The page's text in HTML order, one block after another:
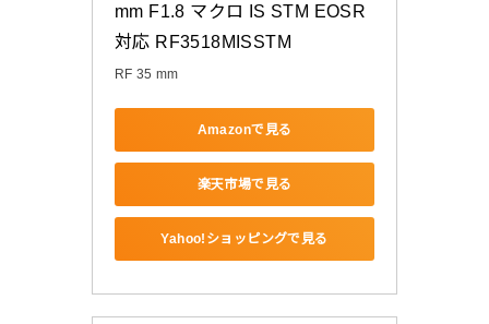
mm F1.8 マクロ IS STM EOSR
対応 RF3518MISSTM
RF 35 mm
Amazonで見る
楽天市場で見る
Yahoo!ショッピングで見る